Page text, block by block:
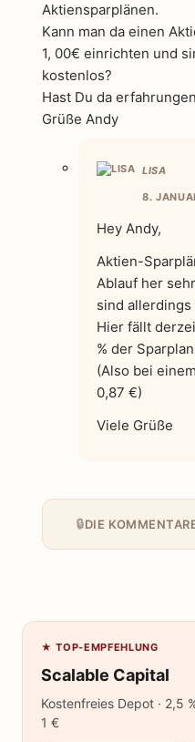
Aktiensparplänen.
Kann man da einen
1, 00€ einrichten und
kostenlos?
Hast Du da
Grüße Andy
LISA
8.
Hey Andy,
Aktien-
Ablauf her
sind
Hier fällt
% der
(Also bei
0,87 €)
Viele Grüße
DIE
★ TOP-EMPFEHLUNG
Scalable Capital
Kostenfreies Depot · 2,5
1 €